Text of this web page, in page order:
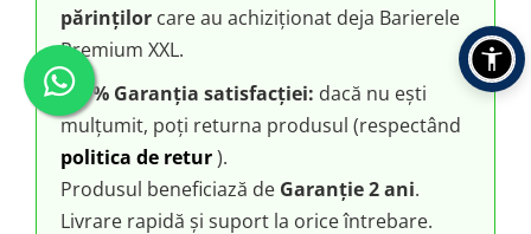
părinților care au achiziționat deja Barierele
Premium XXL.
100% Garanția satisfacției: dacă nu ești
mulțumit, poți returna produsul (respectând
politica de retur).
Produsul beneficiază de Garanție 2 ani.
Livrare rapidă și suport la orice întrebare.